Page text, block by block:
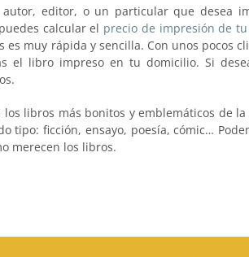
autor, editor, o un particular que desea
puedes calcular el precio de impresión de
es muy rápida y sencilla. Con unos pocos
el libro impreso en tu domicilio. Si
libros más bonitos y emblemáticos de
tipo: ficción, ensayo, poesía, cómic…
merecen los libros.